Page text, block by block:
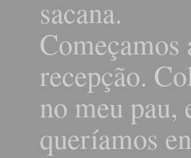
sacana.
Começamos
recepção.
no meu pau,
queríamos